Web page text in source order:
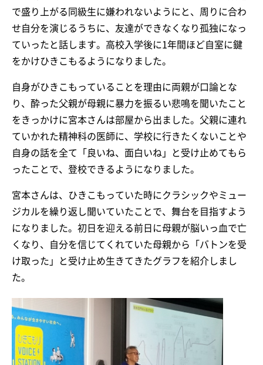
で盛り上がる同級生に嫌われないようにと、周りに合わ
せ自分を演じるうちに、友達ができなくなり孤独になっ
ていったと話します。高校入学後に1年間ほど自室に鍵
をかけひきこもるようになりました。
自身がひきこもっていることを理由に両親が口論とな
り、酔った父親が母親に暴力を振るい悲鳴を聞いたこと
をきっかけに宮本さんは部屋から出ました。父親に連れ
ていかれた精神科の医師に、学校に行きたくないことや
自身の話を全て「良いね、面白いね」と受け止めてもら
ったことで、登校できるようになりました。
宮本さんは、ひきこもっていた時にクラシックやミュー
ジカルを繰り返し聞いていたことで、舞台を目指すよう
になりました。初日を迎える前日に母親が脳いっ血で亡
くなり、自分を信じてくれていた母親から「バトンを受
け取った」と受け止め生きてきたグラフを紹介しまし
た。